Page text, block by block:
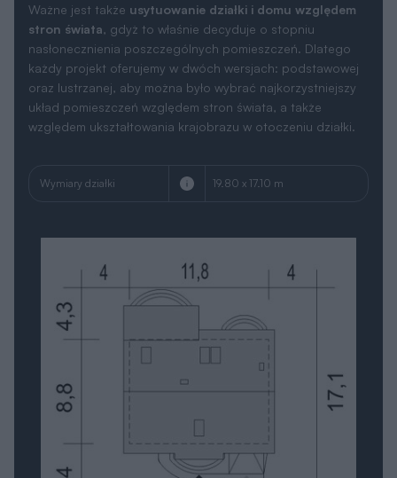
Ważne jest także usytuowanie działki i domu względem
stron świata, gdyż to właśnie decyduje o stopniu
nasłonecznienia poszczególnych pomieszczeń. Dlatego
każdy projekt oferujemy w dwóch wersjach: podstawowej
oraz lustrzanej, aby można było wybrać najkorzystniejszy
układ pomieszczeń względem stron świata, a także
względem ukształtowania krajobrazu w otoczeniu działki.
Wymiary działki 19.80 x 17.10 m